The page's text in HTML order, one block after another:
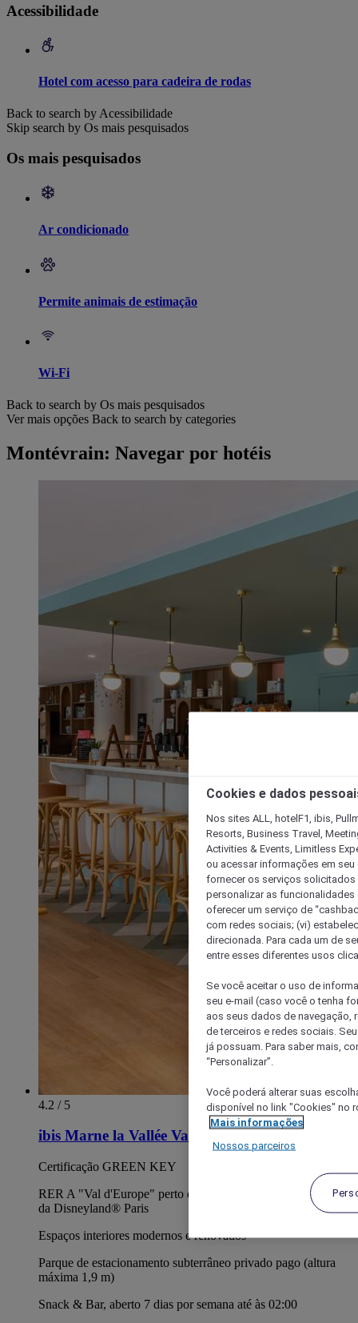
Acessibilidade
Hotel com acesso para cadeira de rodas
Back to search by Acessibilidade
Skip search by Os mais pesquisados
Os mais pesquisados
Ar condicionado
Permite animais de estimação
Wi-Fi
Back to search by Os mais pesquisados
Ver mais opções Back to search by categories
Montévrain: Navegar por hotéis
4.2 / 5
ibis Marne la Vallée Val d'Europe
Certificação GREEN KEY
RER A "Val d'Europe" perto do hotel. A 5 minutos da magia
da Disneyland® Paris
Espaços interiores modernos e renovados
Parque de estacionamento subterrâneo privado pago (altura
máxima 1,9 m)
Snack & Bar, aberto 7 dias por semana até às 02:00
Cookies e dados
Nos sites ALL, hotelF1, ibis,
Resorts, Business Travel,
Activities & Events, Limitless
ou acessar informações em
fornecer os serviços solicitados
personalizar as
oferecer um serviço de
com redes sociais; (vi)
direcionada. Para cada um de
entre esses diferentes usos
Se você aceitar o uso de
seu e-mail (caso você o tenha
aos seus dados de navegação,
de terceiros e redes sociais.
já possuam. Para saber mais,
“Personalizar”.
Você poderá alterar suas
disponível no link "Cookies" no
Mais informações
Nossos parceiros